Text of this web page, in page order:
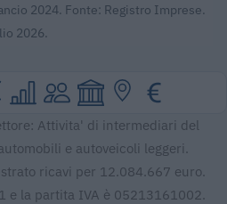
2024. Fonte: Registro Imprese.
2026.
Attivita' di intermediari del
e autoveicoli leggeri.
ricavi per 12.084.667 euro.
e la partita IVA è 05213161002.